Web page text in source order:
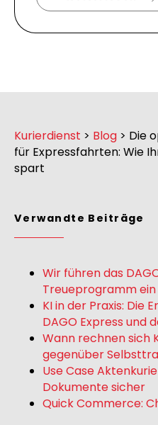
Kurierdienst > Blog > Die
für Expressfahrten: Wie
spart
Verwandte Beiträge
Wir führen das
Treueprogramm ein
KI in der Praxis: Die
DAGO Express und
Wann rechnen sich
gegenüber
Use Case
Dokumente sicher
Quick Commerce: